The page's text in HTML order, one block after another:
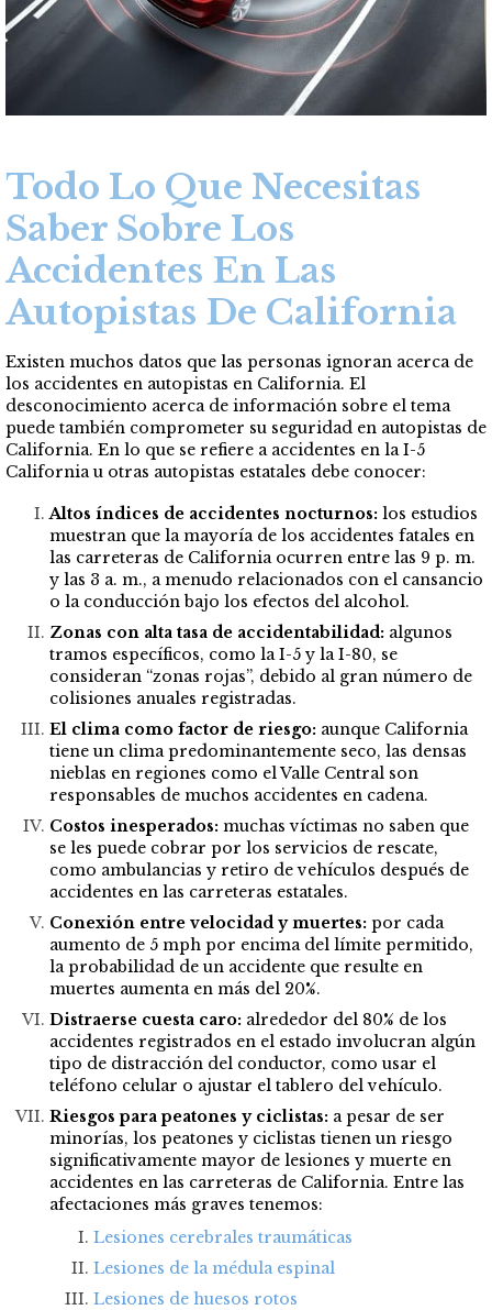
Todo Lo Que Necesitas
Saber Sobre Los
Accidentes En Las
Autopistas De California
Existen muchos datos que las personas ignoran acerca de
los accidentes en autopistas en California. El
desconocimiento acerca de información sobre el tema
puede también comprometer su seguridad en autopistas de
California. En lo que se refiere a accidentes en la I-5
California u otras autopistas estatales debe conocer:
Altos índices de accidentes nocturnos: los estudios
muestran que la mayoría de los accidentes fatales en
las carreteras de California ocurren entre las 9 p. m.
y las 3 a. m., a menudo relacionados con el cansancio
o la conducción bajo los efectos del alcohol.
Zonas con alta tasa de accidentabilidad: algunos
tramos específicos, como la I-5 y la I-80, se
consideran “zonas rojas”, debido al gran número de
colisiones anuales registradas.
El clima como factor de riesgo: aunque California
tiene un clima predominantemente seco, las densas
nieblas en regiones como el Valle Central son
responsables de muchos accidentes en cadena.
Costos inesperados: muchas víctimas no saben que
se les puede cobrar por los servicios de rescate,
como ambulancias y retiro de vehículos después de
accidentes en las carreteras estatales.
Conexión entre velocidad y muertes: por cada
aumento de 5 mph por encima del límite permitido,
la probabilidad de un accidente que resulte en
muertes aumenta en más del 20%.
Distraerse cuesta caro: alrededor del 80% de los
accidentes registrados en el estado involucran algún
tipo de distracción del conductor, como usar el
teléfono celular o ajustar el tablero del vehículo.
Riesgos para peatones y ciclistas: a pesar de ser
minorías, los peatones y ciclistas tienen un riesgo
significativamente mayor de lesiones y muerte en
accidentes en las carreteras de California. Entre las
afectaciones más graves tenemos:
Lesiones cerebrales traumáticas
Lesiones de la médula espinal
Lesiones de huesos rotos